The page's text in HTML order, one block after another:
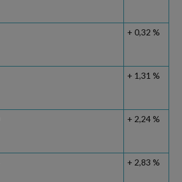
+ 0,32 %
+ 1,31 %
+ 2,24 %
+ 2,83 %